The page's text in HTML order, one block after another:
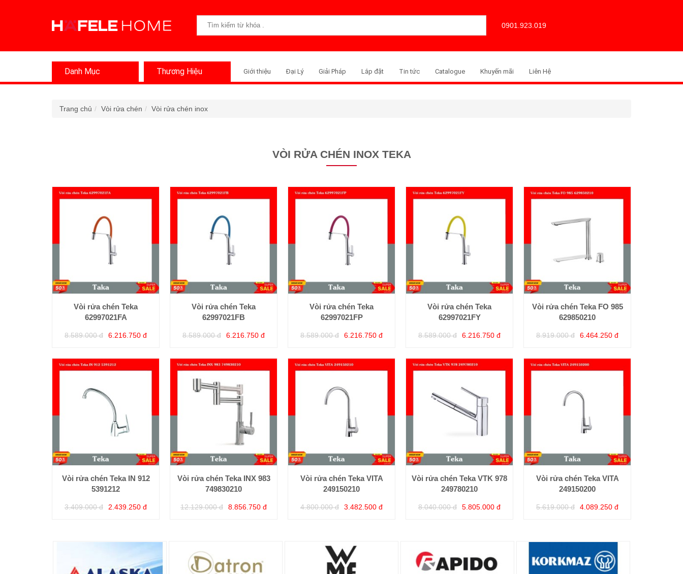
0901.923.019
Danh Mục Thương Hiệu Giới thiệu Đại Lý Giải Pháp Lắp đặt Tin tức Catalogue Khuyến mãi Liên Hệ
Trang chủ Vòi rửa chén Vòi rửa chén inox
VÒI RỬA CHÉN INOX TEKA
Vòi rửa chén Teka
62997021FA
8.589.000 đ 6.216.750 đ
Vòi rửa chén Teka
62997021FB
8.589.000 đ 6.216.750 đ
Vòi rửa chén Teka
62997021FP
8.589.000 đ 6.216.750 đ
Vòi rửa chén Teka
62997021FY
8.589.000 đ 6.216.750 đ
Vòi rửa chén Teka FO 985
629850210
8.919.000 đ 6.464.250 đ
Vòi rửa chén Teka IN 912
5391212
3.409.000 đ 2.439.250 đ
Vòi rửa chén Teka INX 983
749830210
12.129.000 đ 8.856.750 đ
Vòi rửa chén Teka VITA
249150210
4.800.000 đ 3.482.500 đ
Vòi rửa chén Teka VTK 978
249780210
8.040.000 đ 5.805.000 đ
Vòi rửa chén Teka VITA
249150200
5.619.000 đ 4.089.250 đ